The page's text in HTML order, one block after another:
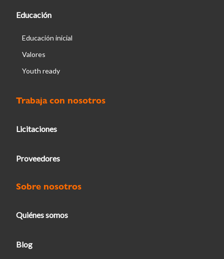
Educación
Educación inicial
Valores
Youth ready
Trabaja con nosotros
Licitaciones
Proveedores
Sobre nosotros
Quiénes somos
Blog